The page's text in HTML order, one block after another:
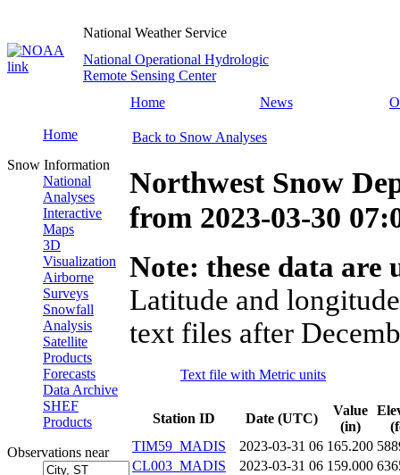
National Weather Service
National Operational Hydrologic
Remote Sensing Center
Home
News
Home
Snow Information
National
Analyses
Interactive
Maps
3D
Visualization
Airborne
Surveys
Snowfall
Analysis
Satellite
Products
Forecasts
Data Archive
SHEF
Products
Observations near
Back to Snow Analyses
Northwest Snow
from 2023-03-30
Note: these data
Latitude and
text files after
Text file with Metric units
Station ID Date (UTC)
Value
(in)
TIM59_MADIS
2023-03-31 06 165.200
CL003_MADIS
2023-03-31 06 159.000